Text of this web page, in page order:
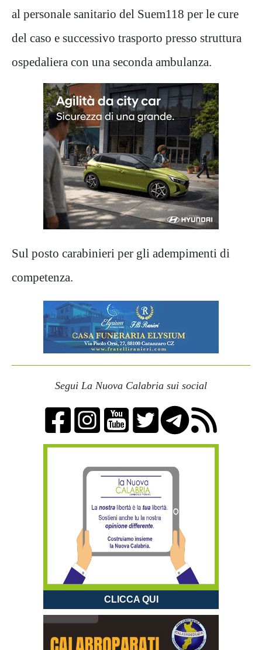
al personale sanitario del Suem118 per le cure
del caso e successivo trasporto presso struttura
ospedaliera con una seconda ambulanza.
Sul posto carabinieri per gli adempimenti di
competenza.
Segui La Nuova Calabria sui social
CLICCA QUI